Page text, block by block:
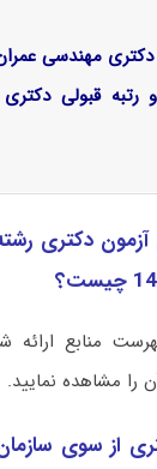
مهندسی
و رتبه قبولی
آزمون دکتری
منابع ارائه
را مشاهده نمایید.
از سوی